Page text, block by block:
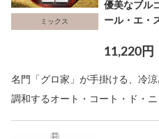
ミックス
優美なブル
ール・エ・
11,220円
名門「グロ家」が手掛ける、冷
調和するオート・コート・ド・